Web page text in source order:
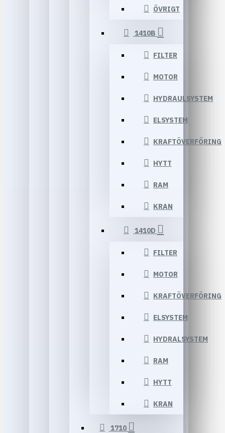
ÖVRIGT
1410B
FILTER
MOTOR
HYDRAULSYSTEM
ELSYSTEM
KRAFTÖVERFÖRING
HYTT
RAM
KRAN
1410D
FILTER
MOTOR
KRAFTÖVERFÖRING
ELSYSTEM
HYDRALSYSTEM
RAM
HYTT
KRAN
1710